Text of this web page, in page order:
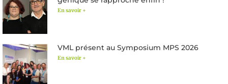
En savoir +
VML présent au Symposium MPS 2026
En savoir +